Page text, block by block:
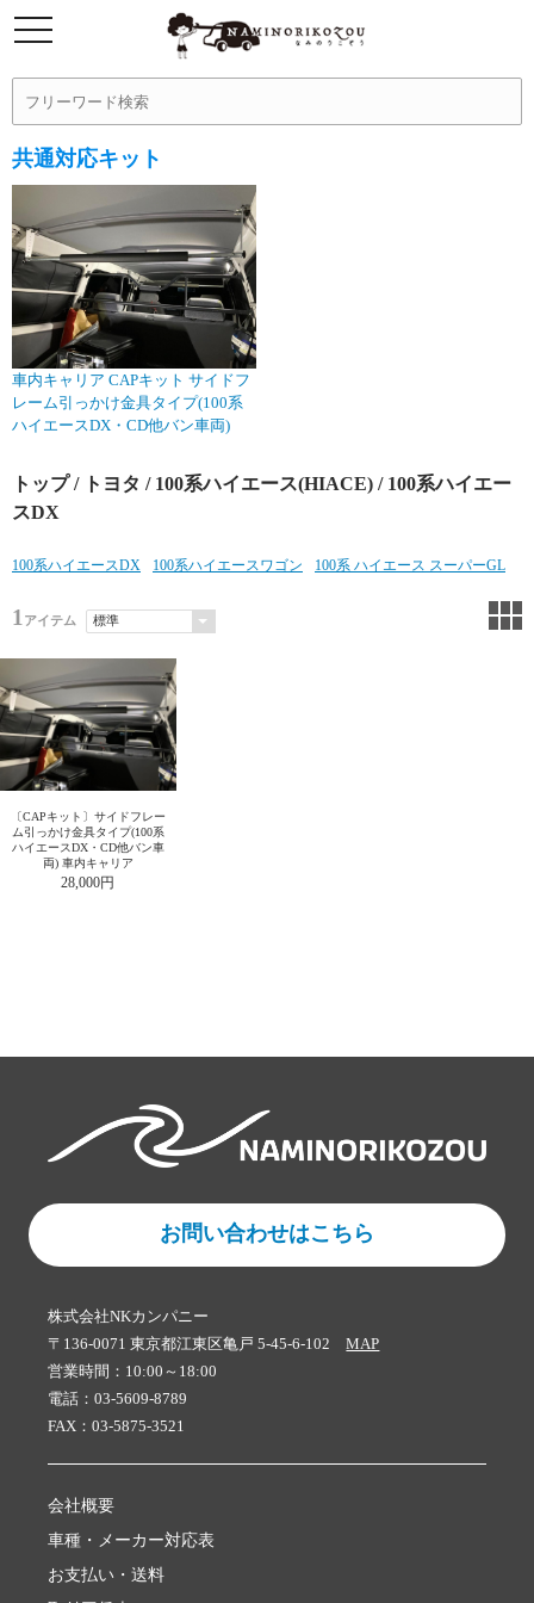
共通対応キット
車内キャリア CAPキット サイドフ
レーム引っかけ金具タイプ(100系
ハイエースDX・CD他バン車両)
トップ/ トヨタ / 100系ハイエース(HIACE) / 100系ハイエー
スDX
100系ハイエースDX 100系ハイエースワゴン 100系 ハイエース スーパーGL
1 アイテム
〔CAPキット〕サイドフレー
ム引っかけ金具タイプ(100系
ハイエースDX・CD他バン車
両) 車内キャリア
28,000円
お問い合わせはこちら
株式会社NKカンパニー
〒136-0071 東京都江東区亀戸 5-45-6-102MAP
営業時間：10:00～18:00
電話：03-5609-8789
FAX：03-5875-3521
会社概要
車種・メーカー対応表
お支払い・送料